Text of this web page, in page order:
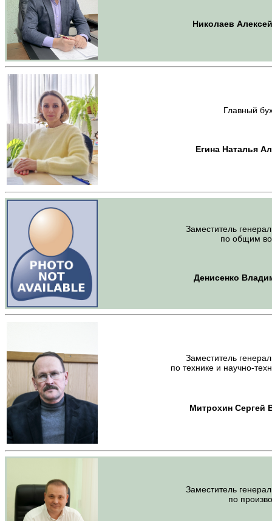
Николаев
Главный
Егина Наталья
Заместитель
по общим
Денисенко
Заместитель
по технике и научно-
Митрохин Сергей
Заместитель
по